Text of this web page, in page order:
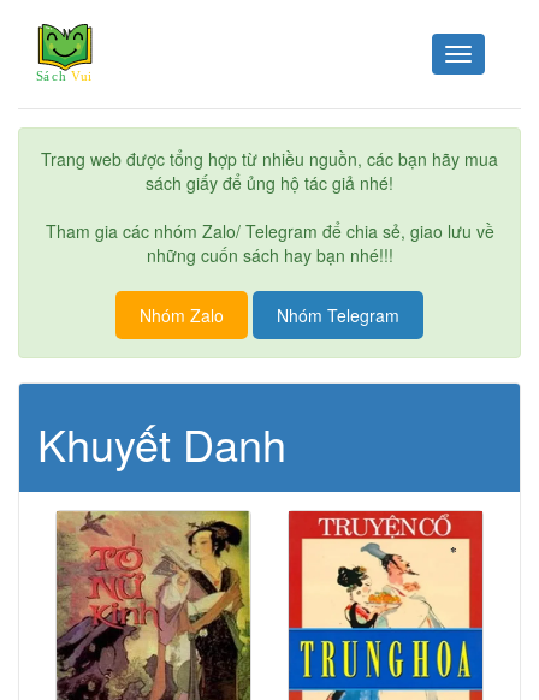
Toggle
navigation
Trang web được tổng hợp từ nhiều nguồn, các bạn hãy mua
sách giấy để ủng hộ tác giả nhé!
Tham gia các nhóm Zalo/ Telegram để chia sẻ, giao lưu về
những cuốn sách hay bạn nhé!!!
Nhóm Zalo Nhóm Telegram
Khuyết Danh